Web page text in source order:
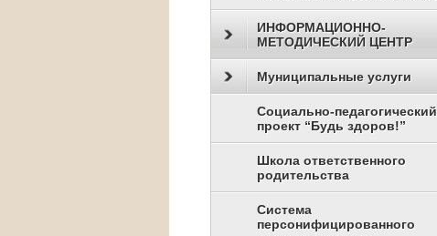
ИНФОРМАЦИОННО-
МЕТОДИЧЕСКИЙ ЦЕНТР
Муниципальные услуги
Социально-педагогический
проект “Будь здоров!”
Школа ответственного
родительства
Система
персонифицированного